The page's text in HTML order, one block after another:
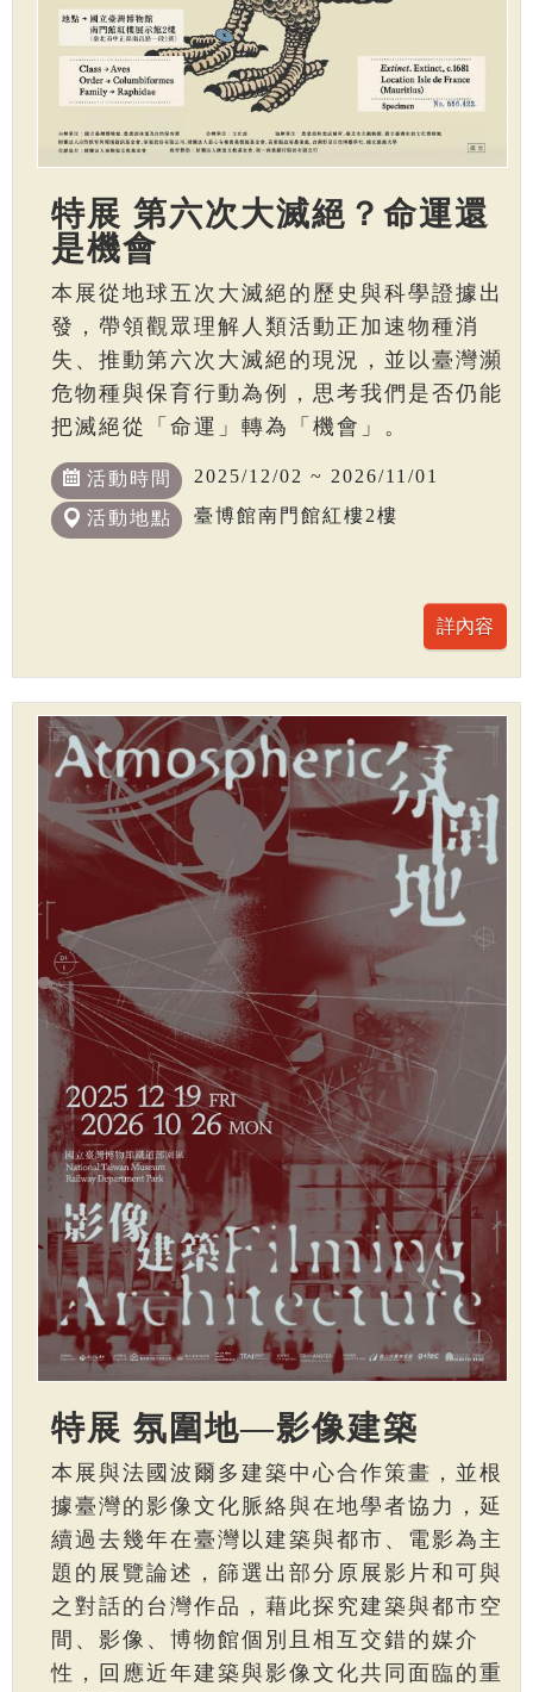
特展 第六次大滅絕？命運還
是機會
本展從地球五次大滅絕的歷史與科學證據出
發，帶領觀眾理解人類活動正加速物種消
失、推動第六次大滅絕的現況，並以臺灣瀕
危物種與保育行動為例，思考我們是否仍能
把滅絕從「命運」轉為「機會」。
活動時間 2025/12/02 ~ 2026/11/01
活動地點 臺博館南門館紅樓2樓
特展 氛圍地—影像建築
本展與法國波爾多建築中心合作策畫，並根
據臺灣的影像文化脈絡與在地學者協力，延
續過去幾年在臺灣以建築與都市、電影為主
題的展覽論述，篩選出部分原展影片和可與
之對話的台灣作品，藉此探究建築與都市空
間、影像、博物館個別且相互交錯的媒介
性，回應近年建築與影像文化共同面臨的重